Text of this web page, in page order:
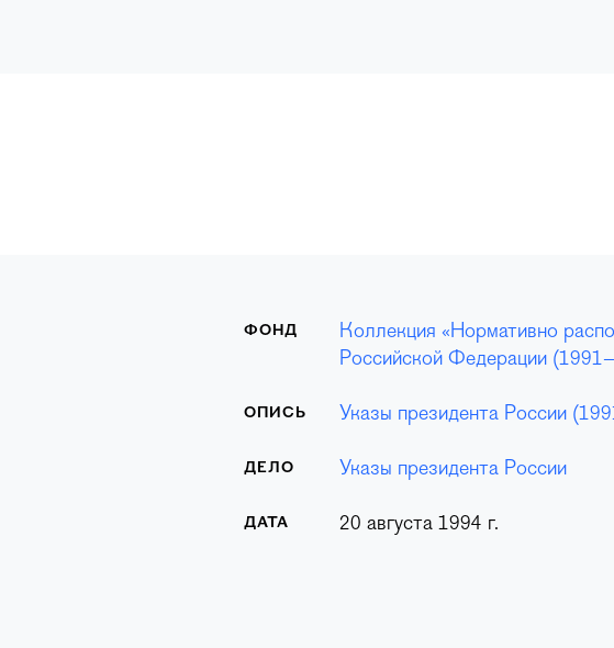
ФОНД
Коллекция «Нормативно
Российской Федерации
ОПИСЬ Указы президента России
ДЕЛО Указы президента России
ДАТА 20 августа 1994 г.